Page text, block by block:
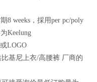
8 weeks，採用per pc/poly
Keelung
LOGO
基尼上衣/高腰裤 厂商的